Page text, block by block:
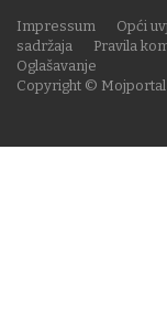
Copyright © Mojportal
Impressum Opći
sadržaja
Pravila
Oglašavanje